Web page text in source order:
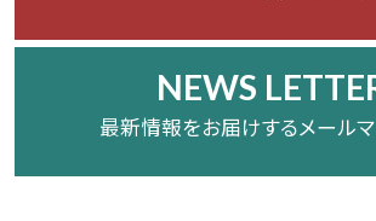
NEWS
最新情報をお届けするメールマ